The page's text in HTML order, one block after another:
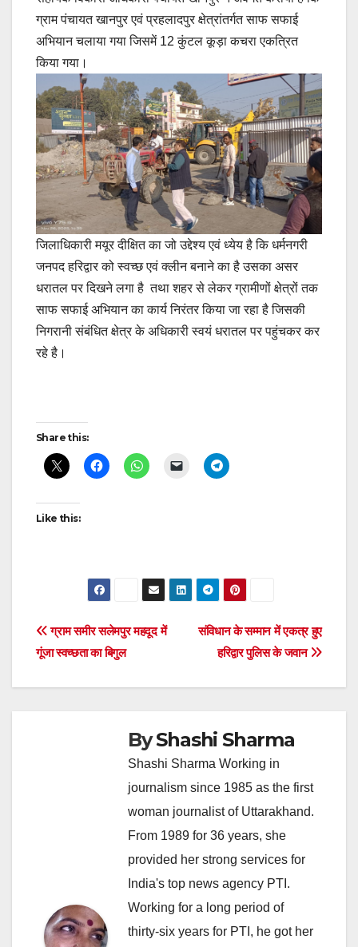
ग्राम पंचायत खानपुर एवं प्रहलादपुर क्षेत्रांतर्गत साफ सफाई
अभियान चलाया गया जिसमें 12 कुंटल कूड़ा कचरा एकत्रित
किया गया।
जिलाधिकारी मयूर दीक्षित का जो उद्देश्य एवं ध्येय है कि धर्मनगरी
जनपद हरिद्वार को स्वच्छ एवं क्लीन बनाने का है उसका असर
धरातल पर दिखने लगा है तथा शहर से लेकर ग्रामीणों क्षेत्रों तक
साफ सफाई अभियान का कार्य निरंतर किया जा रहा है जिसकी
निगरानी संबंधित क्षेत्र के अधिकारी स्वयं धरातल पर पहुंचकर कर
रहे है।
Post
navigation
Share this:
Like this:
Post
navigation
संविधान के सम्मान में एकत्र हुए
हरिद्वार पुलिस के जवान
ग्राम समीर सलेमपुर महदूद में
गूंजा स्वच्छता का बिगुल
ByShashi Sharma
Shashi Sharma Working in
journalism since 1985 as the first
woman journalist of Uttarakhand.
From 1989 for 36 years, she
provided her strong services for
India's top news agency PTI.
Working for a long period of
thirty-six years for PTI, he got her